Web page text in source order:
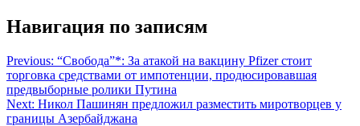
Навигация по записям
Previous: “Свобода”*: За атакой на вакцину Pfizer стоит
торговка средствами от импотенции, продюсировавшая
предвыборные ролики Путина
Next: Никол Пашинян предложил разместить миротворцев у
границы Азербайджана